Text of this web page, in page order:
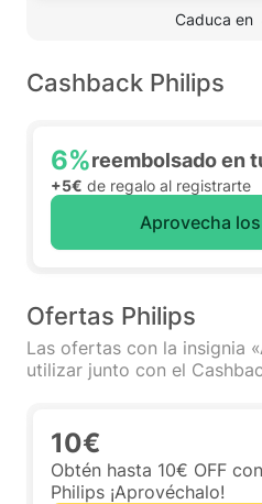
Caduca en
Cashback Philips
6%reembolsado en
+5€ de regalo al registrarte
Aprovecha
Ofertas Philips
Las ofertas con la insignia
utilizar junto con el
10€
Obtén hasta 10€ OFF
Philips ¡Aprovéchalo!